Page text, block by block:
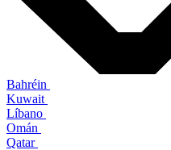
Bahréin
Kuwait
Líbano
Omán
Qatar